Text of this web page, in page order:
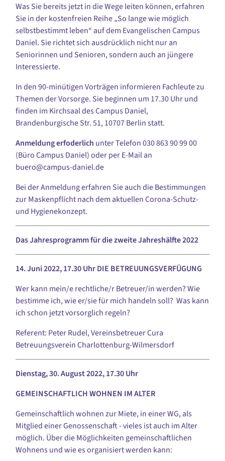
Was Sie bereits jetzt in die Wege leiten können, erfahren
Sie in der kostenfreien Reihe „So lange wie möglich
selbstbestimmt leben“ auf dem Evangelischen Campus
Daniel. Sie richtet sich ausdrücklich nicht nur an
Seniorinnen und Senioren, sondern auch an jüngere
Interessierte.
In den 90-minütigen Vorträgen informieren Fachleute zu
Themen der Vorsorge. Sie beginnen um 17.30 Uhr und
finden im Kirchsaal des Campus Daniel,
Brandenburgische Str. 51, 10707 Berlin statt.
Anmeldung erfoderlich unter Telefon 030 863 90 99 00
(Büro Campus Daniel) oder per E-Mail an
buero@campus-daniel.de
Bei der Anmeldung erfahren Sie auch die Bestimmungen
zur Maskenpflicht nach dem aktuellen Corona-Schutz-
und Hygienekonzept.
Das Jahresprogramm für die zweite Jahreshälfte 2022
14. Juni 2022,17.30 UhrDIE BETREUUNGSVERFÜGUNG
Wer kann mein/e rechtliche/r Betreuer/in werden? Wie
bestimme ich, wie er/sie für mich handeln soll? Was kann
ich schon jetzt vorsorglich regeln?
Referent: Peter Rudel, Vereinsbetreuer Cura
Betreuungsverein Charlottenburg-Wilmersdorf
Dienstag, 30. August 2022, 17.30 Uhr
GEMEINSCHAFTLICH WOHNEN IM ALTER
Gemeinschaftlich wohnen zur Miete, in einer WG, als
Mitglied einer Genossenschaft - vieles ist auch im Alter
möglich. Über die Möglichkeiten gemeinschaftlichen
Wohnens und wie es organisiert werden kann: